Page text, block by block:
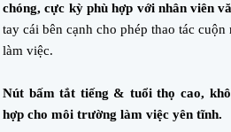
chóng, cực kỳ phù hợp với nhân viên
tay cái bên cạnh cho phép thao tác
làm việc.
Nút bấm tắt tiếng & tuổi thọ cao,
hợp cho môi trường làm việc yên tĩnh.